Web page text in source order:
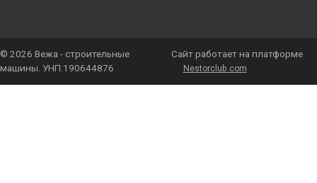
© 2026 Вежа - строительные
машины. УНП:190644876
Сайт работает на платформе
Nestorclub.com